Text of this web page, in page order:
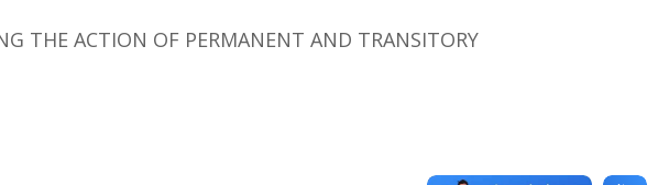
THE ACTION OF PERMANENT AND TRANSITORY